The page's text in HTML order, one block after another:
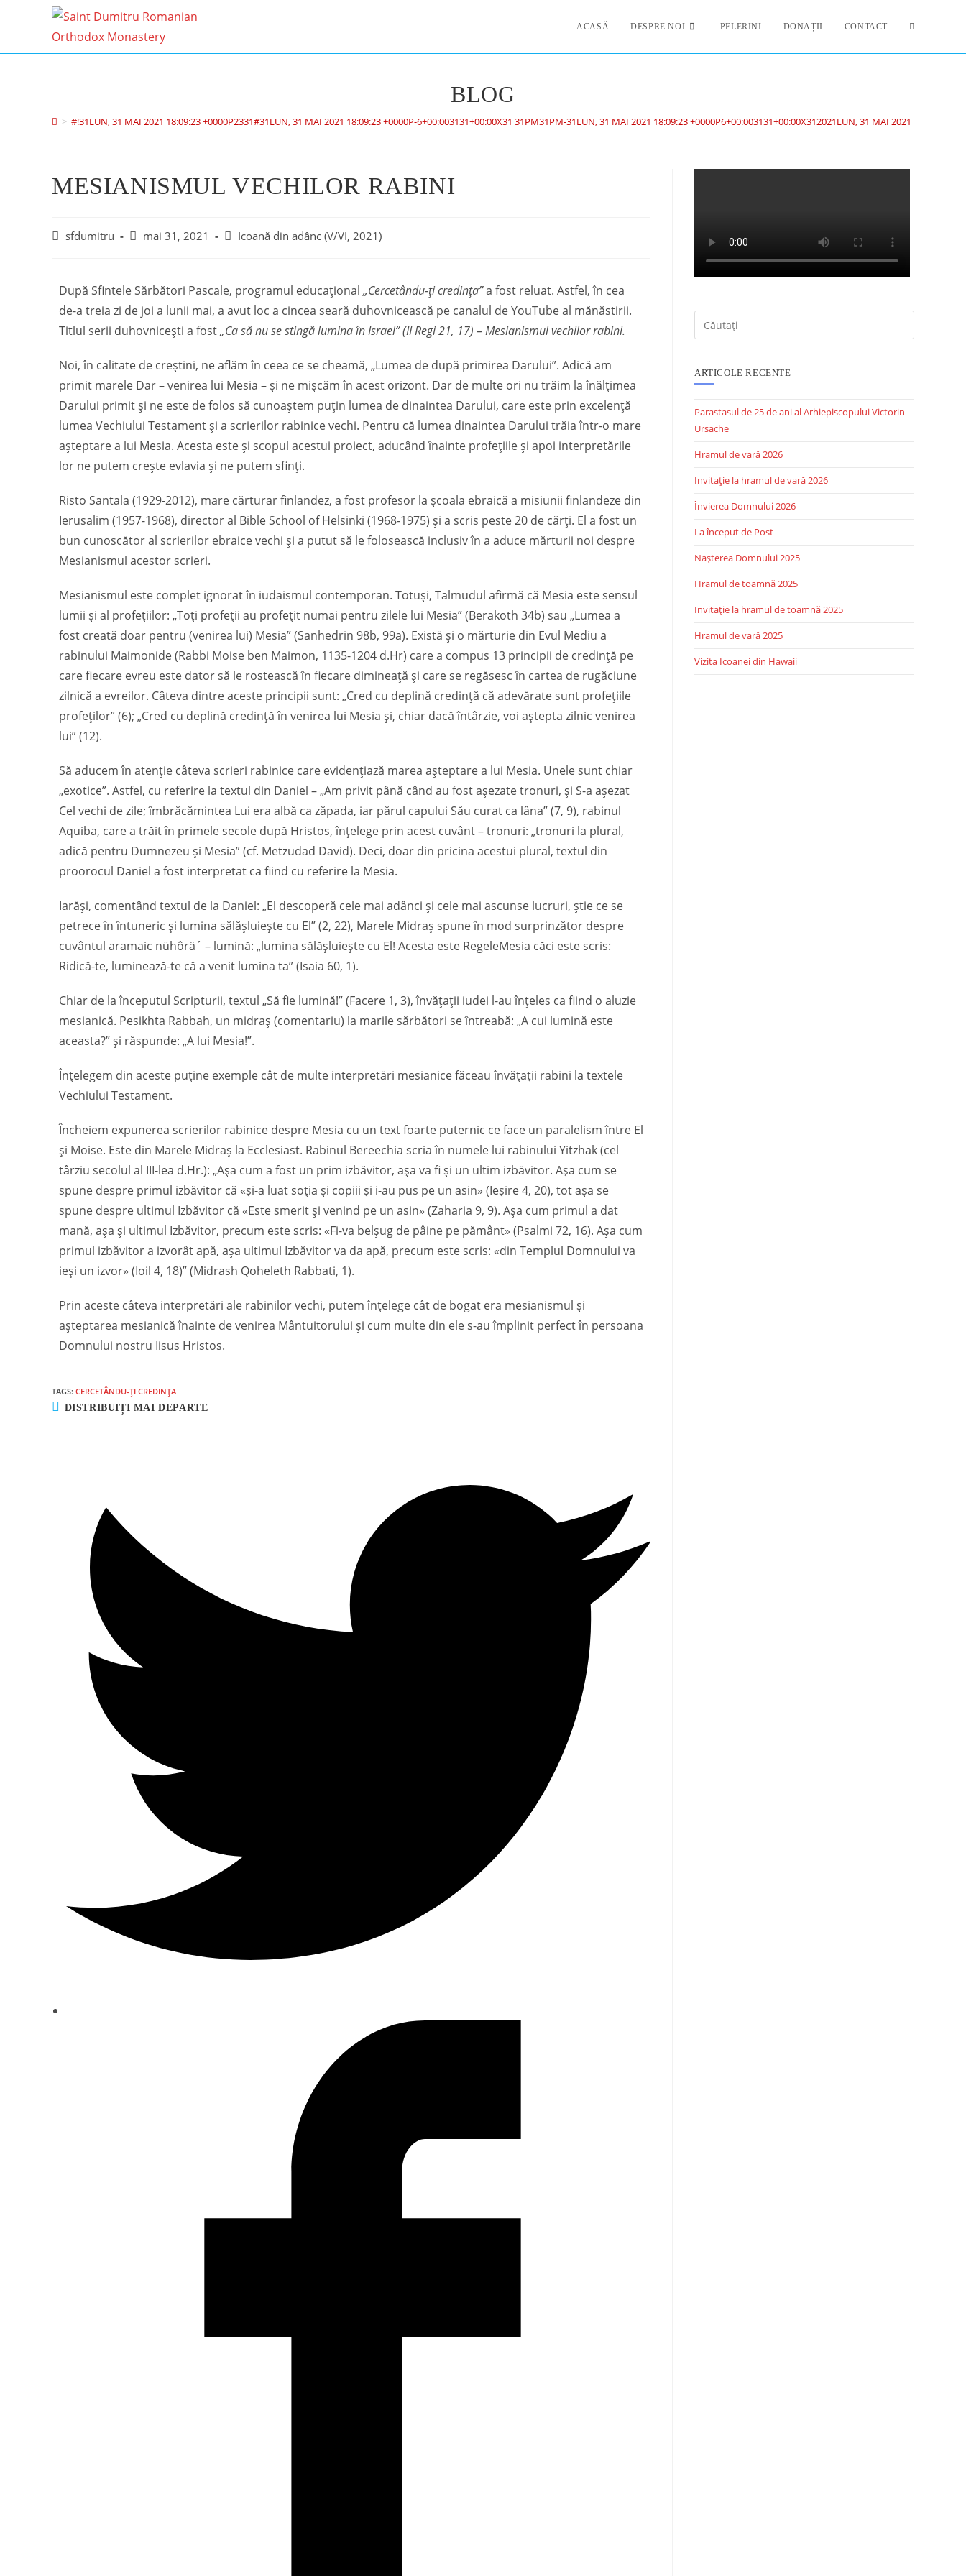
ACASĂ DESPRE NOI PELERINI DONAȚII CONTACT
BLOG
> #!31LUN, 31 MAI 2021 18:09:23 +0000P2331#31LUN, 31 MAI 2021 18:09:23 +0000P-6+00:003131+00:00X31 31PM31PM-31LUN, 31 MAI 2021 18:09:23 +0000P6+00:003131+00:00X312021LUN, 31 MAI 2021
MESIANISMUL VECHILOR RABINI
sfdumitru mai 31, 2021 Icoană din adânc (V/VI, 2021)
După Sfintele Sărbători Pascale, programul educațional „Cercetându-ți credința”a fost reluat. Astfel, în cea
de-a treia zi de joi a lunii mai, a avut loc a cincea seară duhovnicească pe canalul de YouTube al mănăstirii.
Titlul serii duhovnicești a fost„Ca să nu se stingă lumina în Israel” (II Regi 21, 17) – Mesianismul vechilor rabini.
Noi, în calitate de creștini, ne aflăm în ceea ce se cheamă, „Lumea de după primirea Darului”. Adică am
primit marele Dar – venirea lui Mesia – și ne mișcăm în acest orizont. Dar de multe ori nu trăim la înălțimea
Darului primit și ne este de folos să cunoaștem puțin lumea de dinaintea Darului, care este prin excelență
lumea Vechiului Testament și a scrierilor rabinice vechi. Pentru că lumea dinaintea Darului trăia într-o mare
așteptare a lui Mesia. Acesta este și scopul acestui proiect, aducând înainte profețiile și apoi interpretările
lor ne putem crește evlavia și ne putem sfinți.
Risto Santala (1929-2012), mare cărturar finlandez, a fost profesor la școala ebraică a misiunii finlandeze din
Ierusalim (1957-1968), director al Bible School of Helsinki (1968-1975) și a scris peste 20 de cărți. El a fost un
bun cunoscător al scrierilor ebraice vechi și a putut să le folosească inclusiv în a aduce mărturii noi despre
Mesianismul acestor scrieri.
Mesianismul este complet ignorat în iudaismul contemporan. Totuși, Talmudul afirmă că Mesia este sensul
lumii și al profețiilor: „Toți profeții au profețit numai pentru zilele lui Mesia” (Berakoth 34b) sau „Lumea a
fost creată doar pentru (venirea lui) Mesia” (Sanhedrin 98b, 99a). Există și o mărturie din Evul Mediu a
rabinului Maimonide (Rabbi Moise ben Maimon, 1135-1204 d.Hr) care a compus 13 principii de credință pe
care fiecare evreu este dator să le rostească în fiecare dimineață și care se regăsesc în cartea de rugăciune
zilnică a evreilor. Câteva dintre aceste principii sunt: „Cred cu deplină credință că adevărate sunt profețiile
profeților” (6); „Cred cu deplină credință în venirea lui Mesia și, chiar dacă întârzie, voi aștepta zilnic venirea
lui” (12).
Să aducem în atenție câteva scrieri rabinice care evidențiază marea așteptare a lui Mesia. Unele sunt chiar
„exotice”. Astfel, cu referire la textul din Daniel – „Am privit până când au fost așezate tronuri, și S-a așezat
Cel vechi de zile; îmbrăcămintea Lui era albă ca zăpada, iar părul capului Său curat ca lâna” (7, 9), rabinul
Aquiba, care a trăit în primele secole după Hristos, înțelege prin acest cuvânt – tronuri: „tronuri la plural,
adică pentru Dumnezeu și Mesia” (cf. Metzudad David). Deci, doar din pricina acestui plural, textul din
proorocul Daniel a fost interpretat ca fiind cu referire la Mesia.
Iarăși, comentând textul de la Daniel: „El descoperă cele mai adânci și cele mai ascunse lucruri, știe ce se
petrece în întuneric și lumina sălășluiește cu El” (2, 22), Marele Midraș spune în mod surprinzător despre
cuvântul aramaic nühôrä´ – lumină: „lumina sălășluiește cu El! Acesta este RegeleMesia căci este scris:
Ridică-te, luminează-te că a venit lumina ta” (Isaia 60, 1).
Chiar de la începutul Scripturii, textul „Să fie lumină!” (Facere 1, 3), învățații iudei l-au înțeles ca fiind o aluzie
mesianică. Pesikhta Rabbah, un midraș (comentariu) la marile sărbători se întreabă: „A cui lumină este
aceasta?” și răspunde: „A lui Mesia!”.
Înțelegem din aceste puține exemple cât de multe interpretări mesianice făceau învățații rabini la textele
Vechiului Testament.
Încheiem expunerea scrierilor rabinice despre Mesia cu un text foarte puternic ce face un paralelism între El
și Moise. Este din Marele Midraș la Ecclesiast. Rabinul Bereechia scria în numele lui rabinului Yitzhak (cel
târziu secolul al III-lea d.Hr.): „Așa cum a fost un prim izbăvitor, așa va fi și un ultim izbăvitor. Așa cum se
spune despre primul izbăvitor că «și-a luat soția și copiii și i-au pus pe un asin» (Ieșire 4, 20), tot așa se
spune despre ultimul Izbăvitor că «Este smerit și venind pe un asin» (Zaharia 9, 9). Așa cum primul a dat
mană, așa și ultimul Izbăvitor, precum este scris: «Fi-va belșug de pâine pe pământ» (Psalmi 72, 16). Așa cum
primul izbăvitor a izvorât apă, așa ultimul Izbăvitor va da apă, precum este scris: «din Templul Domnului va
ieși un izvor» (Ioil 4, 18)” (Midrash Qoheleth Rabbati, 1).
Prin aceste câteva interpretări ale rabinilor vechi, putem înțelege cât de bogat era mesianismul și
așteptarea mesianică înainte de venirea Mântuitorului și cum multe din ele s-au împlinit perfect în persoana
Domnului nostru Iisus Hristos.
TAGS: CERCETÂNDU-ȚI CREDINȚA
DISTRIBUIȚI MAI DEPARTE
ARTICOLE RECENTE
Parastasul de 25 de ani al Arhiepiscopului Victorin
Ursache
Hramul de vară 2026
Invitație la hramul de vară 2026
Învierea Domnului 2026
La început de Post
Nașterea Domnului 2025
Hramul de toamnă 2025
Invitație la hramul de toamnă 2025
Hramul de vară 2025
Vizita Icoanei din Hawaii